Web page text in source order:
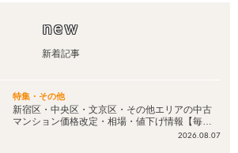
new
新着記事
特集・その他
新宿区・中央区・文京区・その他エリアの中古
マンション価格改定・相場・値下げ情報【毎週
2026.08.07